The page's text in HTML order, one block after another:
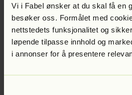
Vi i Fabel ønsker at du skal få en
besøker oss. Formålet med
nettstedets funksjonalitet og
løpende tilpasse innhold og
i annonser for å presentere